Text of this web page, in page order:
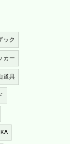
ック
カー
道具